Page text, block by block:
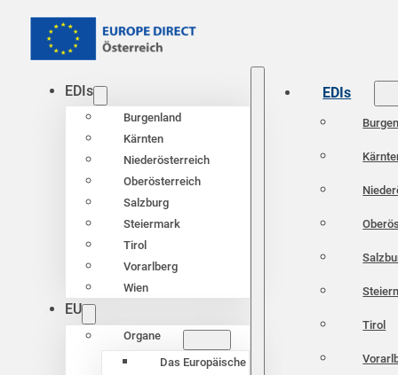
EDIs
Burgenland
Kärnten
Niederösterreich
Oberösterreich
Salzburg
Steiermark
Tirol
Vorarlberg
Wien
EU
Organe
Das Europäische
EDIs
Tirol